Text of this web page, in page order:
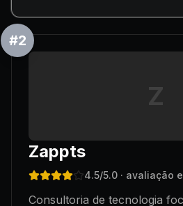
#2
Z
Zappts
4.5/5.0 · avaliação
Consultoria de tecnologia